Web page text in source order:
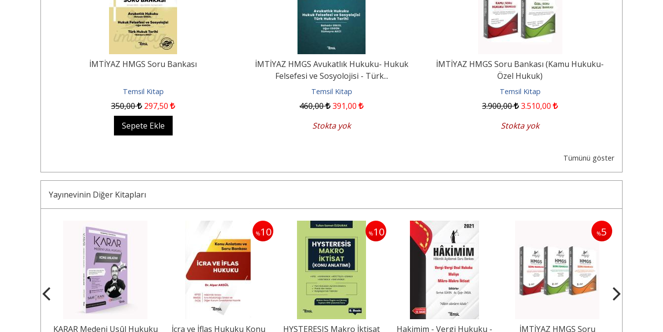
İMTİYAZ HMGS Soru Bankası
Temsil Kitap
350,00 297,50
Sepete Ekle
İMTİYAZ HMGS Avukatlık Hukuku- Hukuk
Felsefesi ve Sosyolojisi - Türk...
Temsil Kitap
460,00 391,00
Stokta yok
İMTİYAZ HMGS Soru Bankası (Kamu Hukuku-
Özel Hukuk)
Temsil Kitap
3.900,00 3.510,00
Stokta yok
Tümünü göster
Yayınevinin Diğer Kitapları
KARAR Medeni Usûl Hukuku
%10
İcra ve İflas Hukuku Konu
%10
HYSTERESIS Makro İktisat
Hakimim - Vergi Hukuku -
%5
İMTİYAZ HMGS Soru